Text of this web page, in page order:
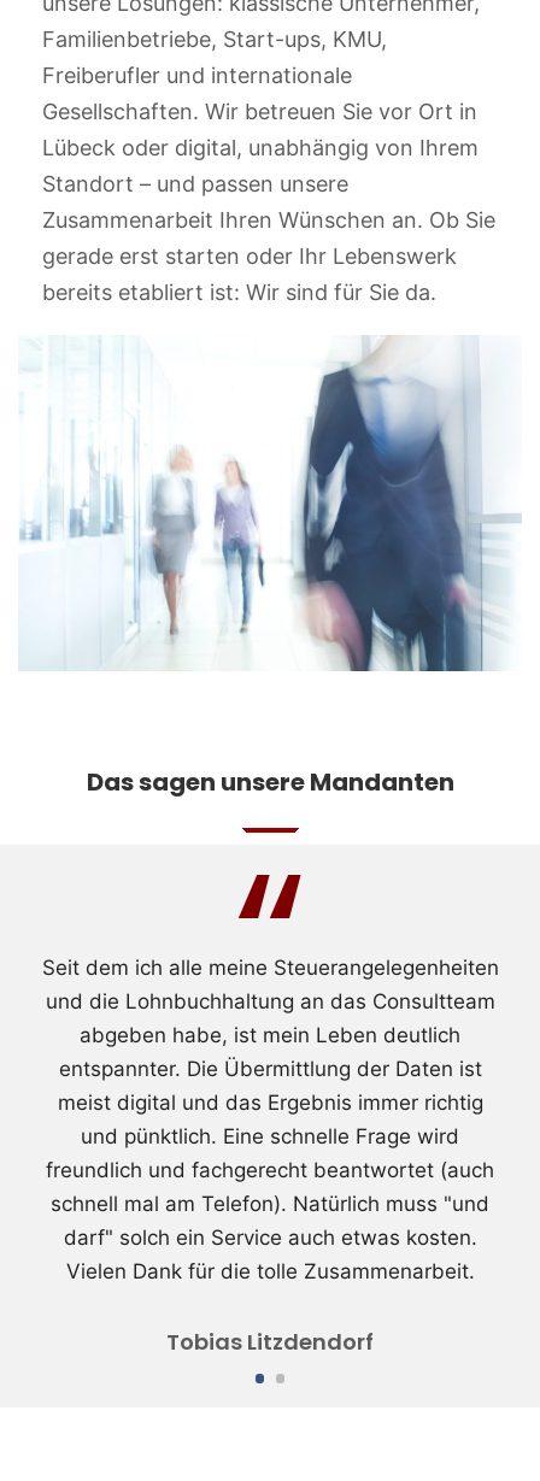
Familienbetriebe, Start-ups, KMU,
Freiberufler und internationale
Gesellschaften. Wir betreuen Sie vor Ort in
Lübeck oder digital, unabhängig von Ihrem
Standort – und passen unsere
Zusammenarbeit Ihren Wünschen an. Ob Sie
gerade erst starten oder Ihr Lebenswerk
bereits etabliert ist: Wir sind für Sie da.
Das sagen unsere Mandanten
“
Seit dem ich alle meine Steuerangelegenheiten
und die Lohnbuchhaltung an das Consultteam
abgeben habe, ist mein Leben deutlich
entspannter. Die Übermittlung der Daten ist
meist digital und das Ergebnis immer richtig
und pünktlich. Eine schnelle Frage wird
freundlich und fachgerecht beantwortet (auch
schnell mal am Telefon). Natürlich muss "und
darf" solch ein Service auch etwas kosten.
Vielen Dank für die tolle Zusammenarbeit.
Tobias Litzdendorf